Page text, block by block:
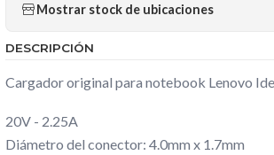
Mostrar stock de ubicaciones
DESCRIPCIÓN
Cargador original para notebook Lenovo
20V - 2.25A
Diámetro del conector: 4.0mm x 1.7mm